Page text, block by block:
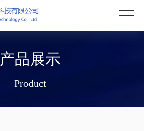
产品展示
Product